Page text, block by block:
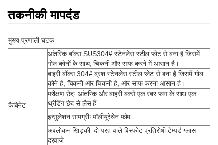
तकनीकी मापदंड
मुख्य प्रणाली घटक
कैबिनेट
आंतरिक बॉक्स SUS304# स्टेनलेस स्टील प्लेट से बना है जिसमें
गोल कोनों के साथ, चिकनी और साफ करने में आसान है।
बाहरी बॉक्स 304# ब्रश स्टेनलेस स्टील प्लेट से बना है जिसमें गोल
कोने हैं, चिकनी और चिकनी है, और साफ करना आसान है।
परीक्षण छेदः आंतरिक और बाहरी बक्से एक रबर प्लग के साथ एक
थ्रेडिंग छेद से लैस हैं
इन्सुलेशन सामग्रीः पॉलीयूरेथेन फोम
अवलोकन खिड़कीः दो परत वाले विस्फोट प्रतिरोधी टेम्पर्ड ग्लास
दरवाजे